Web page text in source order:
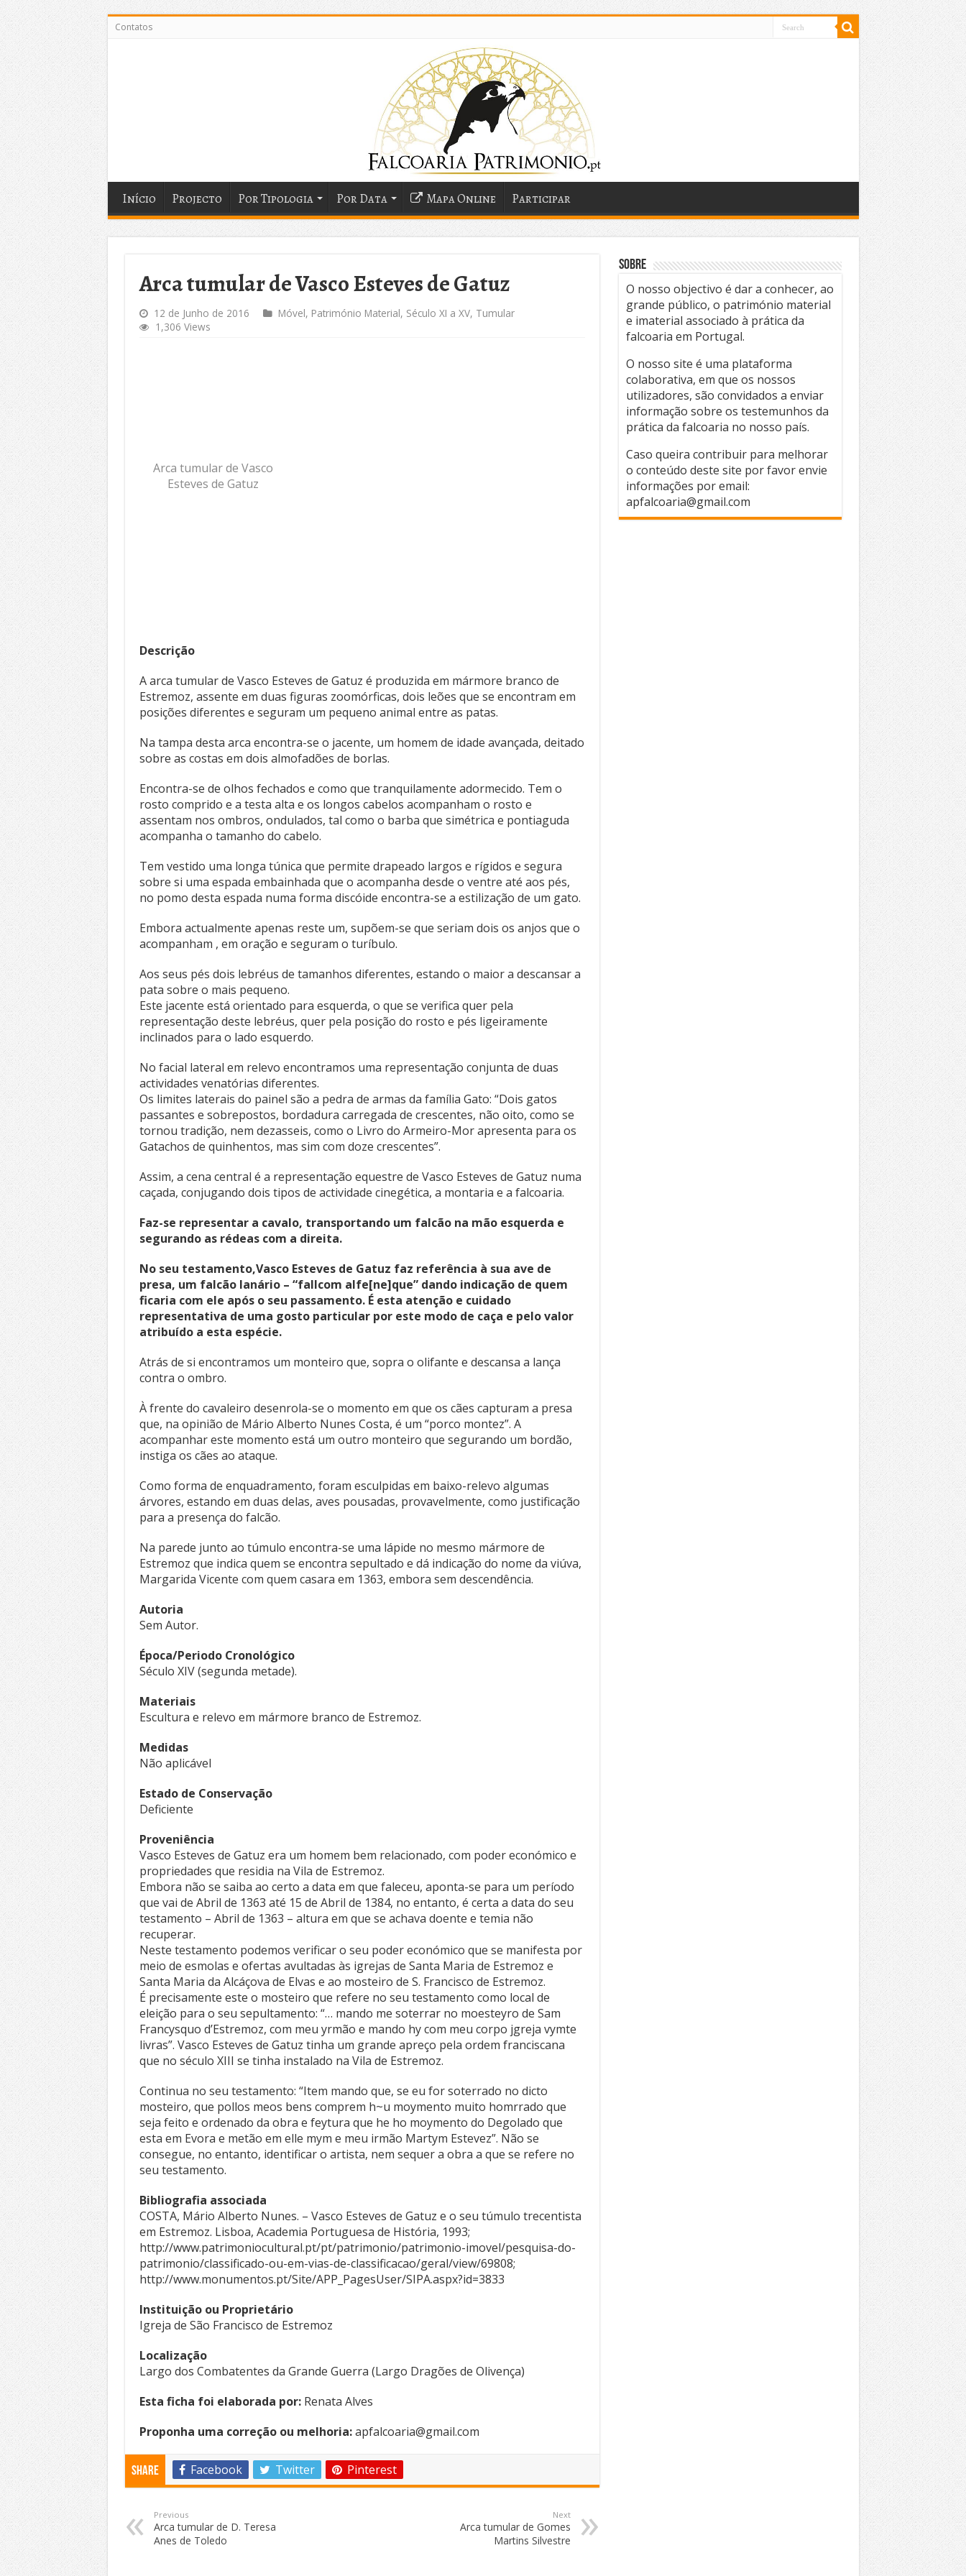
Contatos
Início Projecto Por Tipologia Por Data Mapa Online Participar
Arca tumular de Vasco Esteves de Gatuz
12 de Junho de 2016 Móvel, Património Material, Século XI a XV, Tumular
1,306 Views
Arca tumular de Vasco
Esteves de Gatuz
Descrição
A arca tumular de Vasco Esteves de Gatuz é produzida em mármore branco de
Estremoz, assente em duas figuras zoomórficas, dois leões que se encontram em
posições diferentes e seguram um pequeno animal entre as patas.
Na tampa desta arca encontra-se o jacente, um homem de idade avançada, deitado
sobre as costas em dois almofadões de borlas.
Encontra-se de olhos fechados e como que tranquilamente adormecido. Tem o
rosto comprido e a testa alta e os longos cabelos acompanham o rosto e
assentam nos ombros, ondulados, tal como o barba que simétrica e pontiaguda
acompanha o tamanho do cabelo.
Tem vestido uma longa túnica que permite drapeado largos e rígidos e segura
sobre si uma espada embainhada que o acompanha desde o ventre até aos pés,
no pomo desta espada numa forma discóide encontra-se a estilização de um gato.
Embora actualmente apenas reste um, supõem-se que seriam dois os anjos que o
acompanham , em oração e seguram o turíbulo.
Aos seus pés dois lebréus de tamanhos diferentes, estando o maior a descansar a
pata sobre o mais pequeno.
Este jacente está orientado para esquerda, o que se verifica quer pela
representação deste lebréus, quer pela posição do rosto e pés ligeiramente
inclinados para o lado esquerdo.
No facial lateral em relevo encontramos uma representação conjunta de duas
actividades venatórias diferentes.
Os limites laterais do painel são a pedra de armas da família Gato: “Dois gatos
passantes e sobrepostos, bordadura carregada de crescentes, não oito, como se
tornou tradição, nem dezasseis, como o Livro do Armeiro-Mor apresenta para os
Gatachos de quinhentos, mas sim com doze crescentes”.
Assim, a cena central é a representação equestre de Vasco Esteves de Gatuz numa
caçada, conjugando dois tipos de actividade cinegética, a montaria e a falcoaria.
Faz-se representar a cavalo, transportando um falcão na mão esquerda e
segurando as rédeas com a direita.
No seu testamento,Vasco Esteves de Gatuz faz referência à sua ave de
presa, um falcão lanário – “fallcom alfe[ne]que” dando indicação de quem
ficaria com ele após o seu passamento. É esta atenção e cuidado
representativa de uma gosto particular por este modo de caça e pelo valor
atribuído a esta espécie.
Atrás de si encontramos um monteiro que, sopra o olifante e descansa a lança
contra o ombro.
À frente do cavaleiro desenrola-se o momento em que os cães capturam a presa
que, na opinião de Mário Alberto Nunes Costa, é um “porco montez”. A
acompanhar este momento está um outro monteiro que segurando um bordão,
instiga os cães ao ataque.
Como forma de enquadramento, foram esculpidas em baixo-relevo algumas
árvores, estando em duas delas, aves pousadas, provavelmente, como justificação
para a presença do falcão.
Na parede junto ao túmulo encontra-se uma lápide no mesmo mármore de
Estremoz que indica quem se encontra sepultado e dá indicação do nome da viúva,
Margarida Vicente com quem casara em 1363, embora sem descendência.
Autoria
Sem Autor.
Época/Periodo Cronológico
Século XIV (segunda metade).
Materiais
Escultura e relevo em mármore branco de Estremoz.
Medidas
Não aplicável
Estado de Conservação
Deficiente
Proveniência
Vasco Esteves de Gatuz era um homem bem relacionado, com poder económico e
propriedades que residia na Vila de Estremoz.
Embora não se saiba ao certo a data em que faleceu, aponta-se para um período
que vai de Abril de 1363 até 15 de Abril de 1384, no entanto, é certa a data do seu
testamento – Abril de 1363 – altura em que se achava doente e temia não
recuperar.
Neste testamento podemos verificar o seu poder económico que se manifesta por
meio de esmolas e ofertas avultadas às igrejas de Santa Maria de Estremoz e
Santa Maria da Alcáçova de Elvas e ao mosteiro de S. Francisco de Estremoz.
É precisamente este o mosteiro que refere no seu testamento como local de
eleição para o seu sepultamento: “… mando me soterrar no moesteyro de Sam
Francysquo d’Estremoz, com meu yrmão e mando hy com meu corpo jgreja vymte
livras”. Vasco Esteves de Gatuz tinha um grande apreço pela ordem franciscana
que no século XIII se tinha instalado na Vila de Estremoz.
Continua no seu testamento: “Item mando que, se eu for soterrado no dicto
mosteiro, que pollos meos bens comprem h~u moymento muito homrrado que
seja feito e ordenado da obra e feytura que he ho moymento do Degolado que
esta em Evora e metão em elle mym e meu irmão Martym Estevez”. Não se
consegue, no entanto, identificar o artista, nem sequer a obra a que se refere no
seu testamento.
Bibliografia associada
COSTA, Mário Alberto Nunes. – Vasco Esteves de Gatuz e o seu túmulo trecentista
em Estremoz. Lisboa, Academia Portuguesa de História, 1993;
http://www.patrimoniocultural.pt/pt/patrimonio/patrimonio-imovel/pesquisa-do-
patrimonio/classificado-ou-em-vias-de-classificacao/geral/view/69808;
http://www.monumentos.pt/Site/APP_PagesUser/SIPA.aspx?id=3833
Instituição ou Proprietário
Igreja de São Francisco de Estremoz
Localização
Largo dos Combatentes da Grande Guerra (Largo Dragões de Olivença)
Esta ficha foi elaborada por:Renata Alves
Proponha uma correção ou melhoria:apfalcoaria@gmail.com
Share Facebook Twitter Pinterest
Previous
Arca tumular de D. Teresa
Anes de Toledo
Next
Arca tumular de Gomes
Martins Silvestre
Sobre
O nosso objectivo é dar a conhecer, ao
grande público, o património material
e imaterial associado à prática da
falcoaria em Portugal.
O nosso site é uma plataforma
colaborativa, em que os nossos
utilizadores, são convidados a enviar
informação sobre os testemunhos da
prática da falcoaria no nosso país.
Caso queira contribuir para melhorar
o conteúdo deste site por favor envie
informações por email:
apfalcoaria@gmail.com